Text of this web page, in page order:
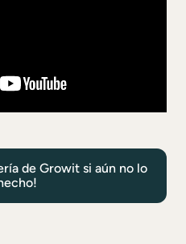
de Growit si aún no lo